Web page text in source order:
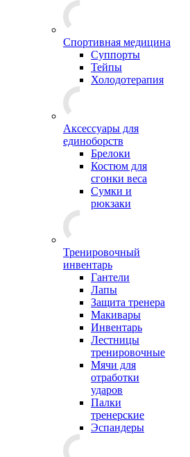
Спортивная медицина
Суппорты
Тейпы
Холодотерапия
Аксессуары для
единоборств
Брелоки
Костюм для
сгонки веса
Сумки и
рюкзаки
Тренировочный
инвентарь
Гантели
Лапы
Защита тренера
Макивары
Инвентарь
Лестницы
тренировочные
Мячи для
отработки
ударов
Палки
тренерские
Эспандеры